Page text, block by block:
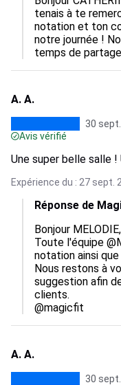
tenais à te
notation et ton
notre journée !
temps de
A. A.
30
Avis vérifié
Une super belle salle
Expérience du : 27 sept.
Réponse de
Bonjour MELODIE,
Toute l'équipe
notation ainsi
Nous restons à
suggestion afin
clients.
@magicfit
A. A.
30